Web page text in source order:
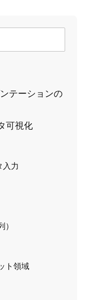
テーションの
可視化
力
ト領域